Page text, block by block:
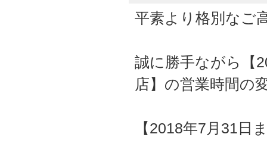
平素より格別なご
誠に勝手ながら【
店】の営業時間の
【2018年7月31日